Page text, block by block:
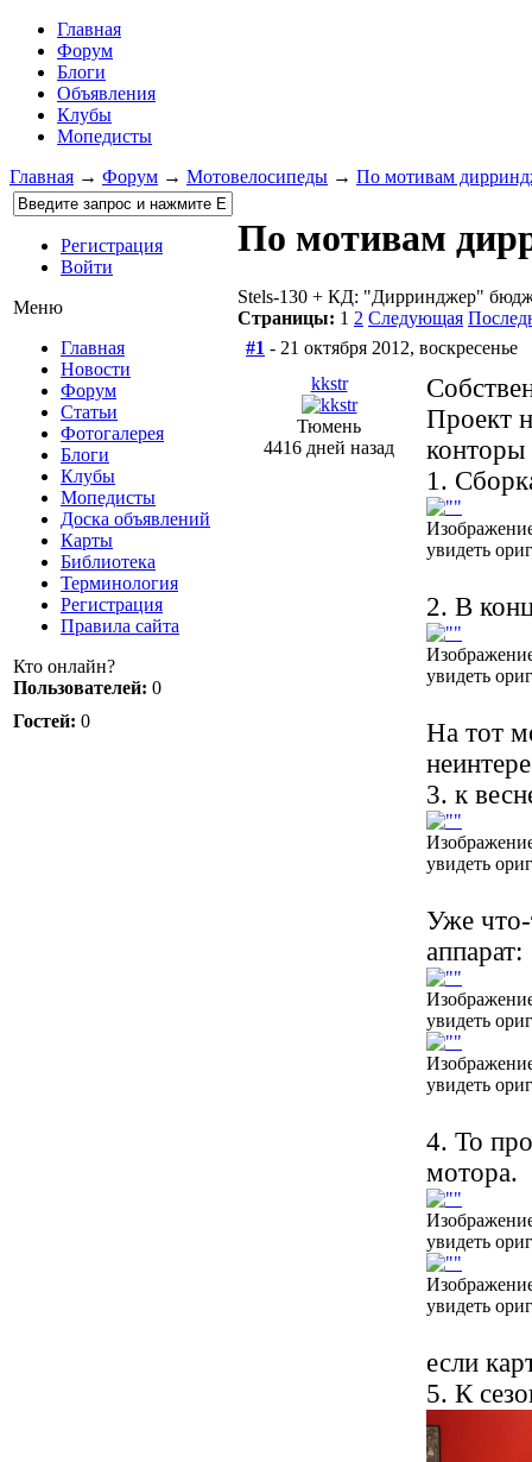
Главная
Форум
Блоги
Объявления
Клубы
Мопедисты
Главная → Форум → Мотовелосипеды → По мотивам
Регистрация
Войти
Меню
Главная
Новости
Форум
Статьи
Фотогалерея
Блоги
Клубы
Мопедисты
Доска объявлений
Карты
Библиотека
Терминология
Регистрация
Правила сайта
Кто онлайн?
Пользователей: 0
Гостей: 0
По мотивам
Stels-130 + КД: "Дирринджер"
Страницы: 1 2 Следующая
#1 - 21 октября 2012, воскресенье
kkstr
Тюмень
4416 дней назад
Проект
конторы
1.
увидеть
2. В
увидеть
На тот
3. к
увидеть
Уже что-
аппарат:
увидеть
увидеть
4. То
мотора.
увидеть
увидеть
если
5. К